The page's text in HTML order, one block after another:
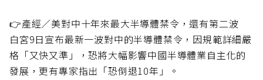
👉產經／美對中十年來最大半導體禁令，還有第二波
白宮9日宣布最新一波對中的半導體禁令，因規範詳細嚴
格「又快又準」，恐將大幅影響中國半導體業自主化的
發展，更有專家指出「恐倒退10年」。